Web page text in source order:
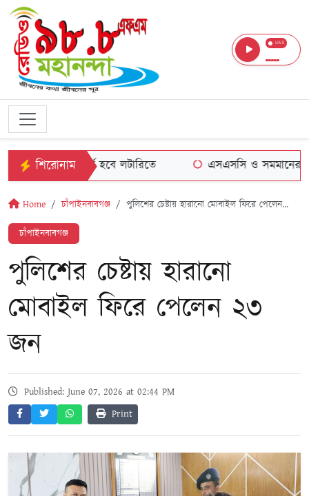
LIVE
শিরোনাম
শ্রেণিতে ভর্তি হবে লটারিতে এসএসসি ও সমমানের
Home চাঁপাইনবাবগঞ্জ পুলিশের চেষ্টায় হারানো মোবাইল ফিরে পেলেন...
চাঁপাইনবাবগঞ্জ
পুলিশের চেষ্টায় হারানো
মোবাইল ফিরে পেলেন ২৩
জন
Published: June 07, 2026 at 02:44 PM
Print